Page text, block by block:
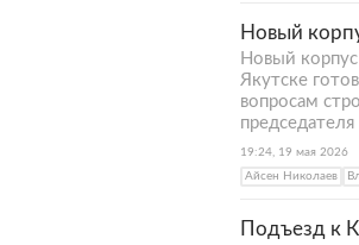
Новый
Новый
Якутске
вопросам
19:24, 19 мая 2026
Айсен Николаев
Подъезд к